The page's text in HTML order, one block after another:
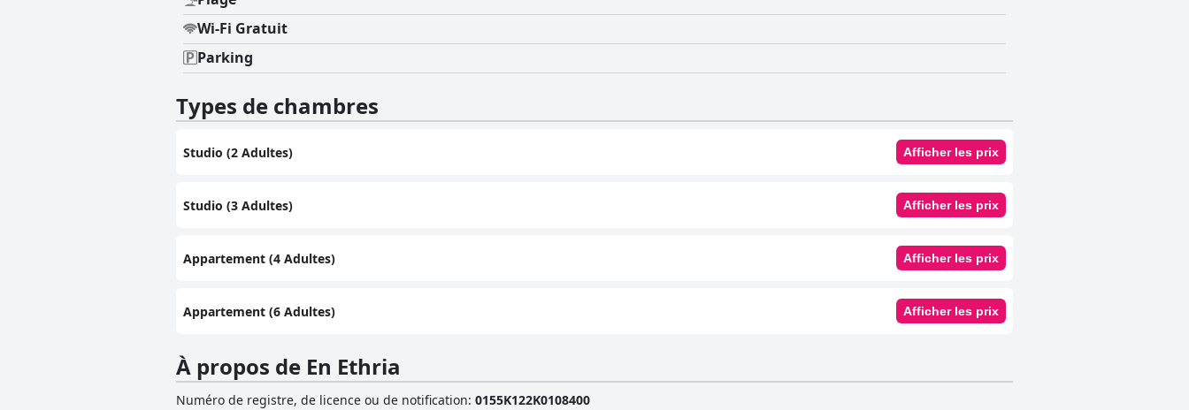
Wi-Fi Gratuit
Parking
Types de chambres
Studio (2 Adultes) Afficher les prix
Studio (3 Adultes) Afficher les prix
Appartement (4 Adultes) Afficher les prix
Appartement (6 Adultes) Afficher les prix
À propos de En Ethria
Numéro de registre, de licence ou de notification: 0155K122K0108400